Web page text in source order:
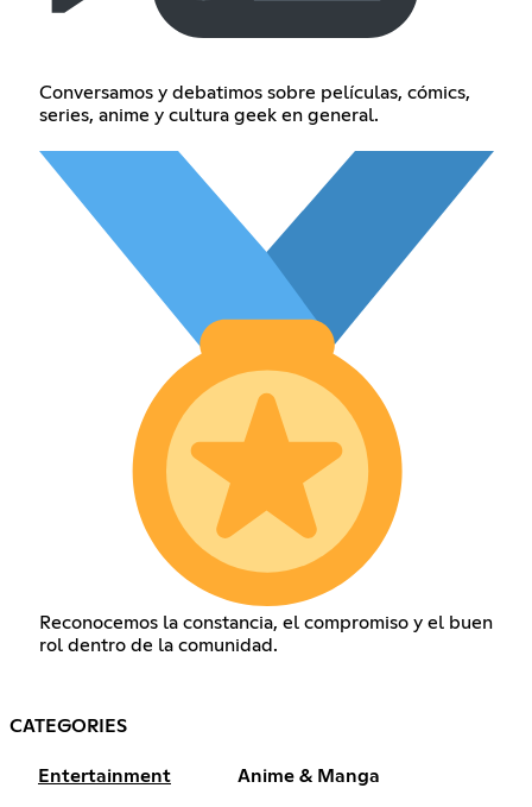
Conversamos y debatimos sobre películas, cómics,
series, anime y cultura geek en general.
Reconocemos la constancia, el compromiso y el buen
rol dentro de la comunidad.
CATEGORIES
Entertainment Anime & Manga